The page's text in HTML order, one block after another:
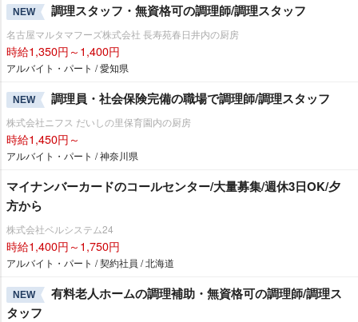
NEW 調理スタッフ・無資格可の調理師/調理スタッフ
名古屋マルタマフーズ株式会社 長寿苑春日井内の厨房
時給1,350円～1,400円
アルバイト・パート / 愛知県
NEW 調理員・社会保険完備の職場で調理師/調理スタッフ
株式会社ニフス だいしの里保育園内の厨房
時給1,450円～
アルバイト・パート / 神奈川県
マイナンバーカードのコールセンター/大量募集/週休3日OK/夕
方から
株式会社ベルシステム24
時給1,400円～1,750円
アルバイト・パート / 契約社員 / 北海道
NEW
有料老人ホームの調理補助・無資格可の調理師/調理ス
タッフ